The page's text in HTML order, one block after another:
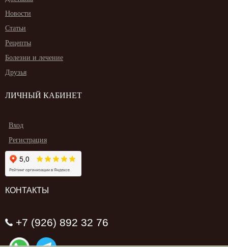
Новости
Статьи
Рецепты
Болезни и лечение
Друзья
ЛИЧНЫЙ КАБИНЕТ
Вход
Регистрация
КОНТАКТЫ
+7 (926) 892 32 76